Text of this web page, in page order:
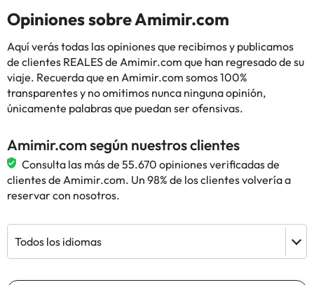
Opiniones sobre Amimir.com
Aquí verás todas las opiniones que recibimos y publicamos
de clientes REALES de Amimir.com que han regresado de su
viaje. Recuerda que en Amimir.com somos 100%
transparentes y no omitimos nunca ninguna opinión,
únicamente palabras que puedan ser ofensivas.
Amimir.com según nuestros clientes
Consulta las más de 55.670 opiniones verificadas de
clientes de Amimir.com. Un 98% de los clientes volvería a
reservar con nosotros.